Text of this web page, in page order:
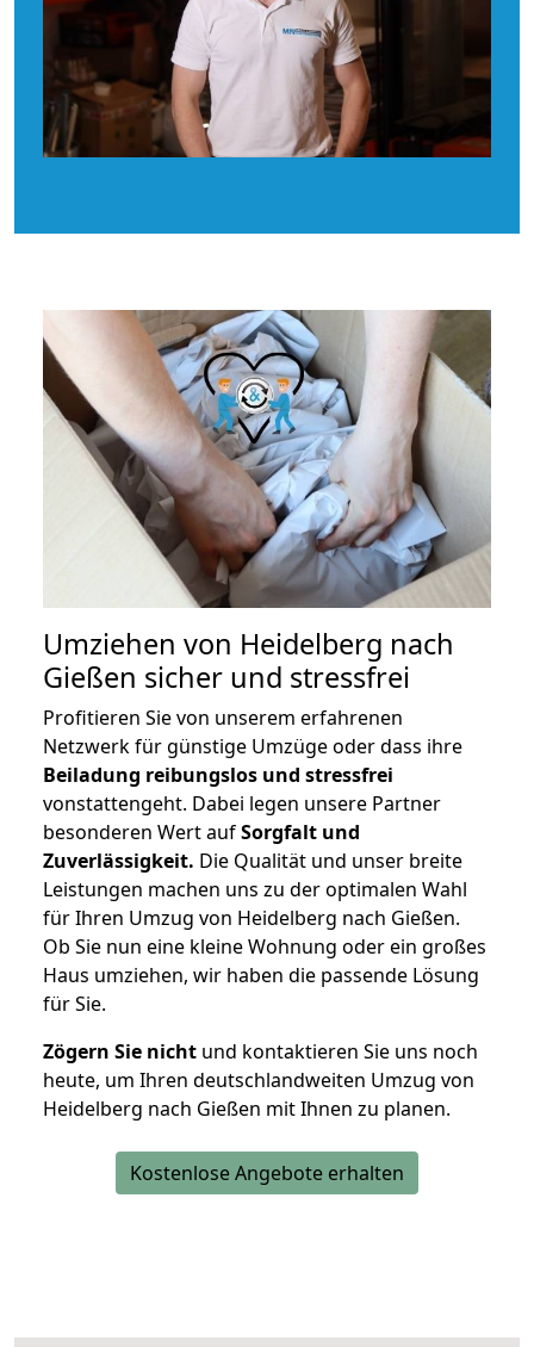
Umziehen von Heidelberg nach
Gießen sicher und stressfrei
Profitieren Sie von unserem erfahrenen
Netzwerk für günstige Umzüge oder dass ihre
Beiladung reibungslos und stressfrei
vonstattengeht. Dabei legen unsere Partner
besonderen Wert aufSorgfalt und
Zuverlässigkeit. Die Qualität und unser breite
Leistungen machen uns zu der optimalen Wahl
für Ihren Umzug von Heidelberg nach Gießen.
Ob Sie nun eine kleine Wohnung oder ein großes
Haus umziehen, wir haben die passende Lösung
für Sie.
Zögern Sie nicht und kontaktieren Sie uns noch
heute, um Ihren deutschlandweiten Umzug von
Heidelberg nach Gießen mit Ihnen zu planen.
Kostenlose Angebote erhalten